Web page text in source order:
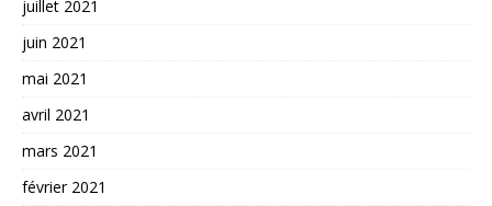
juillet 2021
juin 2021
mai 2021
avril 2021
mars 2021
février 2021